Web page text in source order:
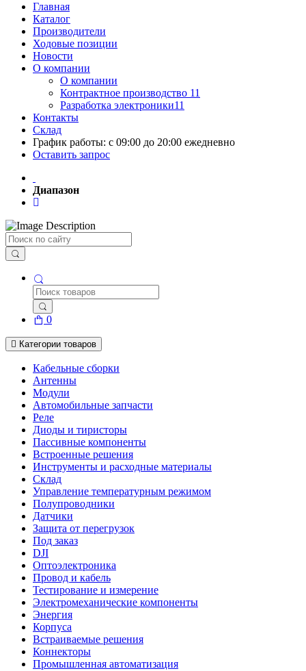
Главная
Каталог
Производители
Ходовые позиции
Новости
О компании
О компании
Контрактное производство 11
Разработка электроники11
Контакты
Склад
График работы: с 09:00 до 20:00 ежедневно
Оставить запрос
Диапазон
Поиск
0
Категории товаров
Кабельные сборки
Антенны
Модули
Автомобильные запчасти
Реле
Диоды и тиристоры
Пассивные компоненты
Встроенные решения
Инструменты и расходные материалы
Склад
Управление температурным режимом
Полупроводники
Датчики
Защита от перегрузок
Под заказ
DJI
Оптоэлектроника
Провод и кабель
Тестирование и измерение
Электромеханические компоненты
Энергия
Корпуса
Встраиваемые решения
Коннекторы
Промышленная автоматизация